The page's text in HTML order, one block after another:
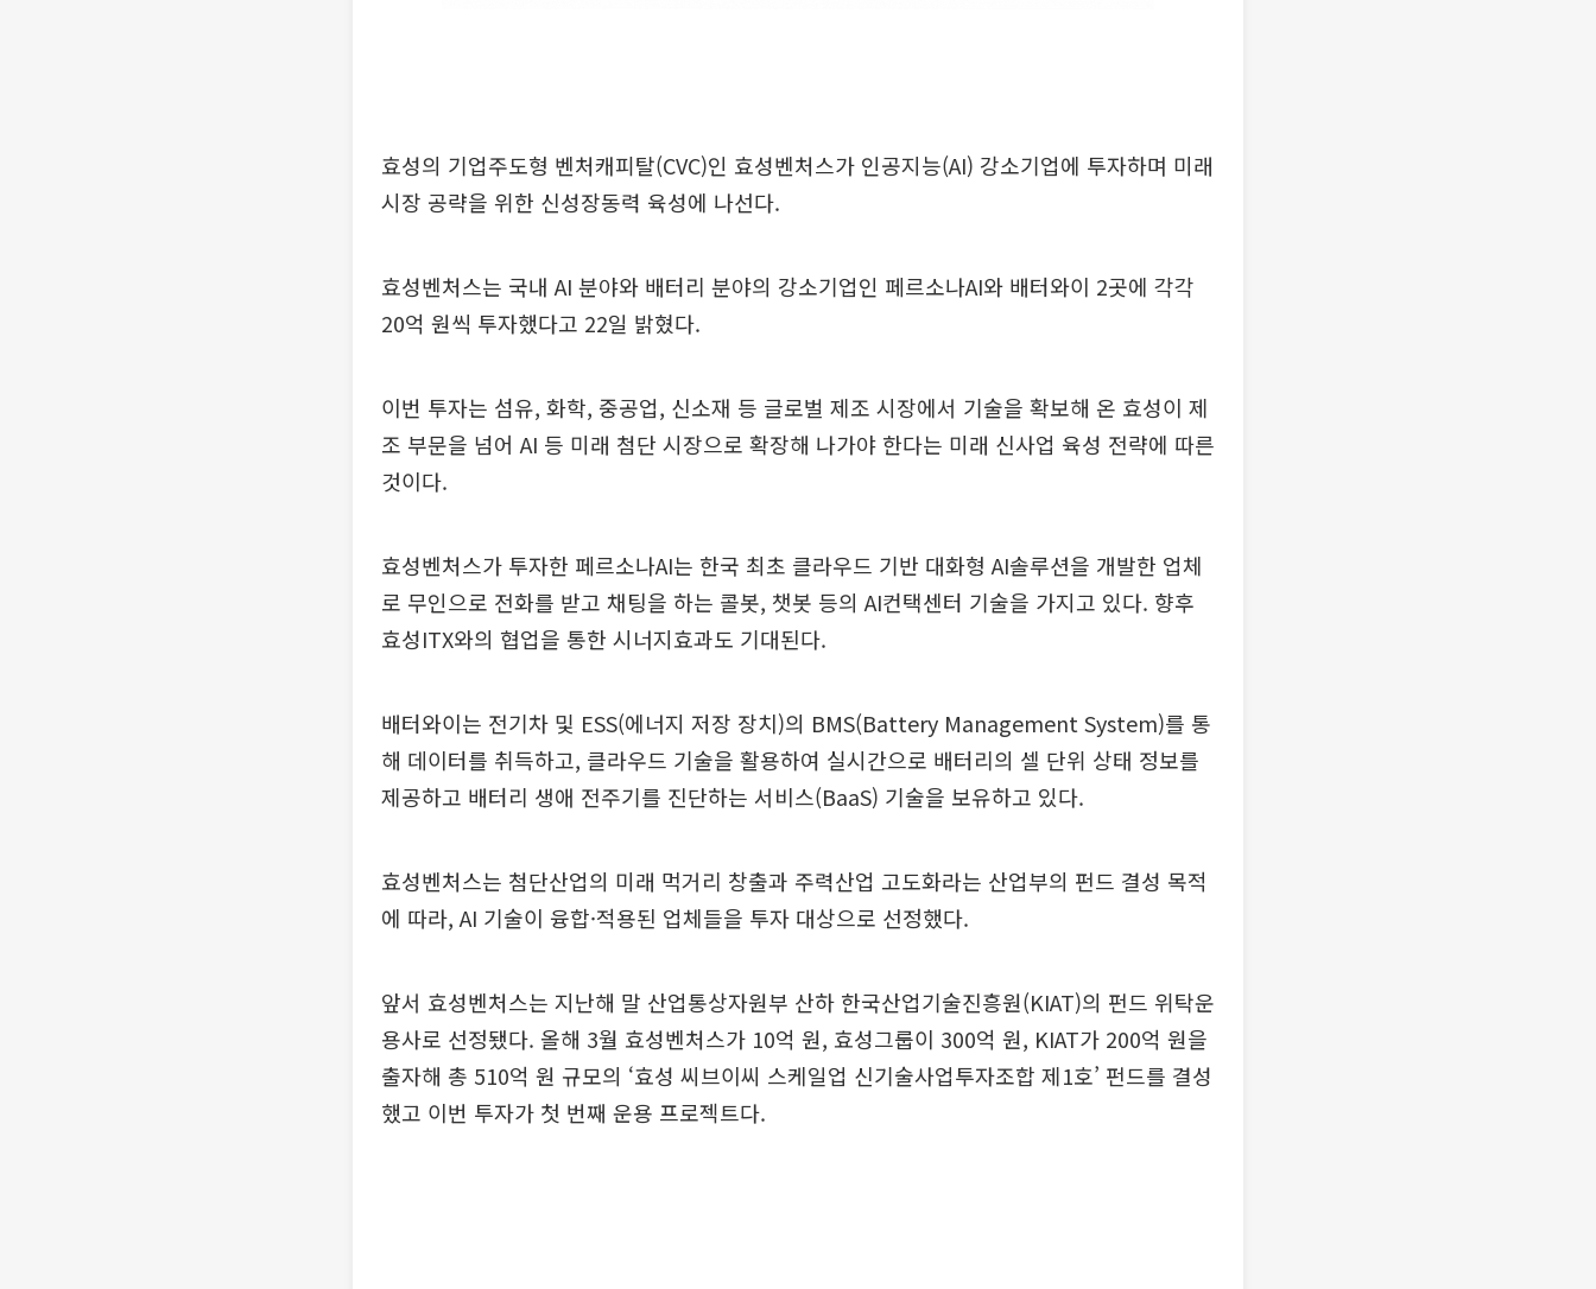
효성의 기업주도형 벤처캐피탈(CVC)인 효성벤처스가 인공지능(AI) 강소기업에 투자하며 미래
시장 공략을 위한 신성장동력 육성에 나선다.
효성벤처스는 국내 AI 분야와 배터리 분야의 강소기업인 페르소나AI와 배터와이 2곳에 각각
20억 원씩 투자했다고 22일 밝혔다.
이번 투자는 섬유, 화학, 중공업, 신소재 등 글로벌 제조 시장에서 기술을 확보해 온 효성이 제
조 부문을 넘어 AI 등 미래 첨단 시장으로 확장해 나가야 한다는 미래 신사업 육성 전략에 따른
것이다.
효성벤처스가 투자한 페르소나AI는 한국 최초 클라우드 기반 대화형 AI솔루션을 개발한 업체
로 무인으로 전화를 받고 채팅을 하는 콜봇, 챗봇 등의 AI컨택센터 기술을 가지고 있다. 향후
효성ITX와의 협업을 통한 시너지효과도 기대된다.
배터와이는 전기차 및 ESS(에너지 저장 장치)의 BMS(Battery Management System)를 통
해 데이터를 취득하고, 클라우드 기술을 활용하여 실시간으로 배터리의 셀 단위 상태 정보를
제공하고 배터리 생애 전주기를 진단하는 서비스(BaaS) 기술을 보유하고 있다.
효성벤처스는 첨단산업의 미래 먹거리 창출과 주력산업 고도화라는 산업부의 펀드 결성 목적
에 따라, AI 기술이 융합·적용된 업체들을 투자 대상으로 선정했다.
앞서 효성벤처스는 지난해 말 산업통상자원부 산하 한국산업기술진흥원(KIAT)의 펀드 위탁운
용사로 선정됐다. 올해 3월 효성벤처스가 10억 원, 효성그룹이 300억 원, KIAT가 200억 원을
출자해 총 510억 원 규모의 ‘효성 씨브이씨 스케일업 신기술사업투자조합 제1호’ 펀드를 결성
했고 이번 투자가 첫 번째 운용 프로젝트다.